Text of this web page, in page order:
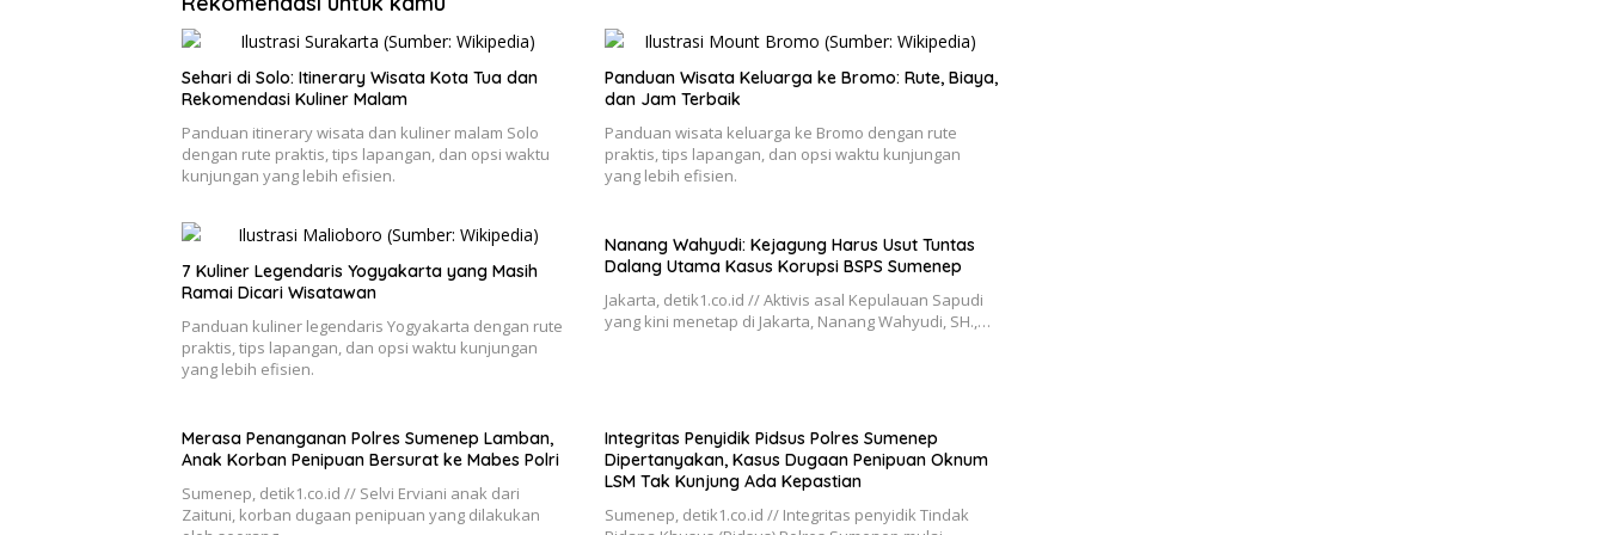
Sehari di Solo: Itinerary Wisata Kota Tua dan
Rekomendasi Kuliner Malam
Panduan itinerary wisata dan kuliner malam Solo
dengan rute praktis, tips lapangan, dan opsi waktu
kunjungan yang lebih efisien.
Panduan Wisata Keluarga ke Bromo: Rute, Biaya,
dan Jam Terbaik
Panduan wisata keluarga ke Bromo dengan rute
praktis, tips lapangan, dan opsi waktu kunjungan
yang lebih efisien.
7 Kuliner Legendaris Yogyakarta yang Masih
Ramai Dicari Wisatawan
Panduan kuliner legendaris Yogyakarta dengan rute
praktis, tips lapangan, dan opsi waktu kunjungan
yang lebih efisien.
Nanang Wahyudi: Kejagung Harus Usut Tuntas
Dalang Utama Kasus Korupsi BSPS Sumenep
Jakarta, detik1.co.id // Aktivis asal Kepulauan Sapudi
yang kini menetap di Jakarta, Nanang Wahyudi, SH.,…
Merasa Penanganan Polres Sumenep Lamban,
Anak Korban Penipuan Bersurat ke Mabes Polri
Sumenep, detik1.co.id // Selvi Erviani anak dari
Zaituni, korban dugaan penipuan yang dilakukan
Integritas Penyidik Pidsus Polres Sumenep
Dipertanyakan, Kasus Dugaan Penipuan Oknum
LSM Tak Kunjung Ada Kepastian
Sumenep, detik1.co.id // Integritas penyidik Tindak